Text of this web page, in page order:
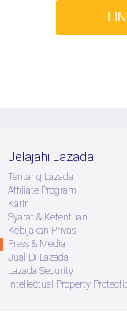
Jelajahi Lazada
Tentang Lazada
Afﬁliate Program
Karir
Syarat & Ketentuan
Kebijakan Privasi
Press & Media
Jual Di Lazada
Lazada Security
Intellectual Property